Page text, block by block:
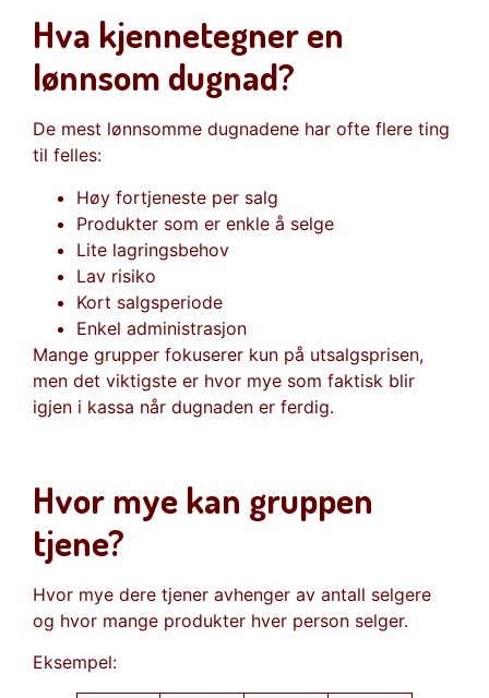
Hva kjennetegner en
lønnsom dugnad?
De mest lønnsomme dugnadene har ofte flere ting
til felles:
Høy fortjeneste per salg
Produkter som er enkle å selge
Lite lagringsbehov
Lav risiko
Kort salgsperiode
Enkel administrasjon
Mange grupper fokuserer kun på utsalgsprisen,
men det viktigste er hvor mye som faktisk blir
igjen i kassa når dugnaden er ferdig.
Hvor mye kan gruppen
tjene?
Hvor mye dere tjener avhenger av antall selgere
og hvor mange produkter hver person selger.
Eksempel: